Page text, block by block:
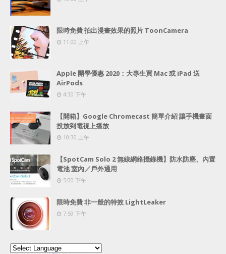
限時免費 拍出漫畫效果的照片 ToonCamera
11:00 上午
Apple 開學優惠 2020：大專生買 Mac 或 iPad 送
AirPods
4:30 下午
【開箱】Google Chromecast 簡單介紹 讓手機畫面
投放到電視上播放
10:30 上午
【SpotCam Solo 2 無線網絡攝錄機】防水防塵、內置
電池 室內／戶外通用
5:00 下午
限時免費 非一般的特效 LightLeaker
7:59 下午